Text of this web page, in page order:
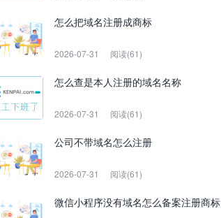
怎么把域名注册成商标
2026-07-31 阅读(61)
怎么查是本人注册的域名名称
2026-07-31 阅读(61)
公司不带域名怎么注册
2026-07-31 阅读(61)
微信小程序没有域名怎么备案注册商标